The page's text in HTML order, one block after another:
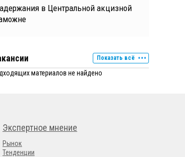
в Центральной акцизной
Показать всё
материалов не найдено
Экспертное мнение
Рынок
Тенденции